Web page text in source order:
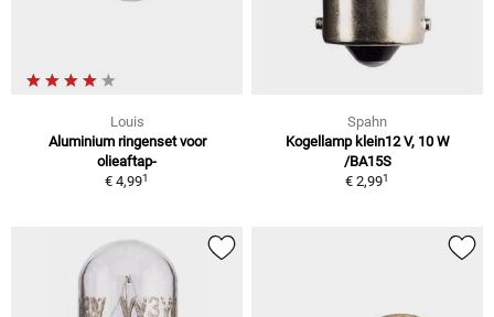
Louis
Aluminium ringenset voor
olieaftap-
€ 4,991
Spahn
Kogellamp klein12 V, 10 W
/BA15S
€ 2,991